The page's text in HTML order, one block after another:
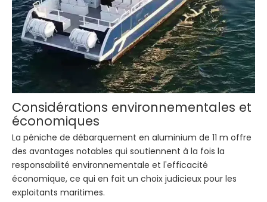
Considérations environnementales et
économiques
La péniche de débarquement en aluminium de 11 m offre
des avantages notables qui soutiennent à la fois la
responsabilité environnementale et l'efficacité
économique, ce qui en fait un choix judicieux pour les
exploitants maritimes.